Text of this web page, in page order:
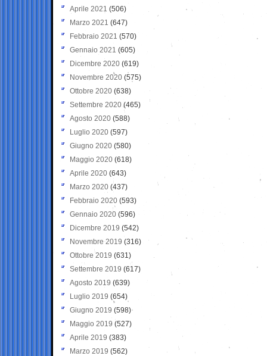
Aprile 2021 (506)
Marzo 2021 (647)
Febbraio 2021 (570)
Gennaio 2021 (605)
Dicembre 2020 (619)
Novembre 2020 (575)
Ottobre 2020 (638)
Settembre 2020(465)
Agosto 2020 (588)
Luglio 2020 (597)
Giugno 2020 (580)
Maggio 2020 (618)
Aprile 2020 (643)
Marzo 2020 (437)
Febbraio 2020 (593)
Gennaio 2020 (596)
Dicembre 2019 (542)
Novembre 2019 (316)
Ottobre 2019 (631)
Settembre 2019 (617)
Agosto 2019 (639)
Luglio 2019 (654)
Giugno 2019 (598)
Maggio 2019 (527)
Aprile 2019 (383)
Marzo 2019 (562)